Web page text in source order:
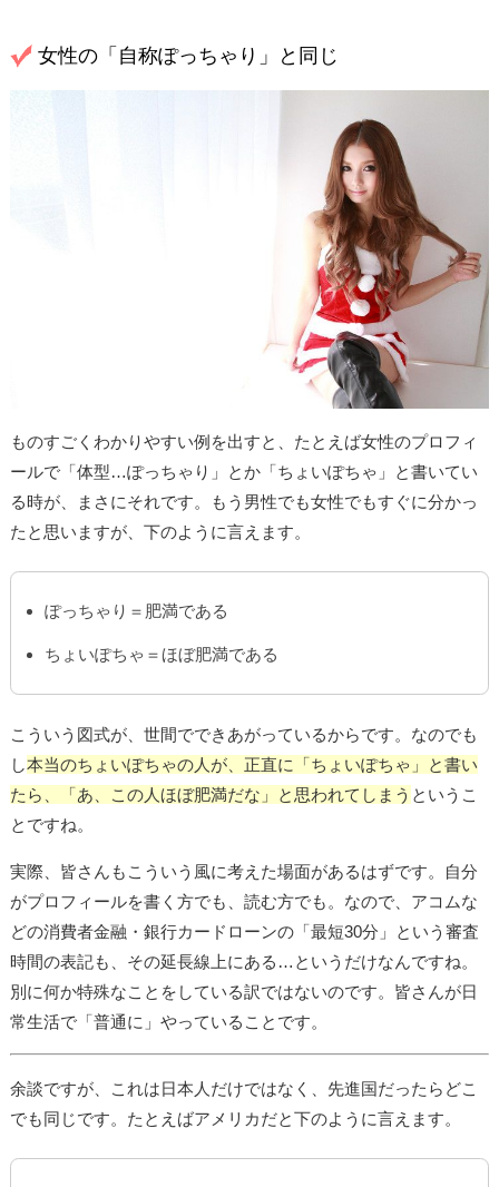
女性の「自称ぽっちゃり」と同じ
ものすごくわかりやすい例を出すと、たとえば女性のプロフィ
ールで「体型…ぽっちゃり」とか「ちょいぽちゃ」と書いてい
る時が、まさにそれです。もう男性でも女性でもすぐに分かっ
たと思いますが、下のように言えます。
ぽっちゃり＝肥満である
ちょいぽちゃ＝ほぼ肥満である
こういう図式が、世間でできあがっているからです。なのでも
し本当のちょいぽちゃの人が、正直に「ちょいぽちゃ」と書い
たら、「あ、この人ほぼ肥満だな」と思われてしまう というこ
とですね。
実際、皆さんもこういう風に考えた場面があるはずです。自分
がプロフィールを書く方でも、読む方でも。なので、アコムな
どの消費者金融・銀行カードローンの「最短30分」という審査
時間の表記も、その延長線上にある…というだけなんですね。
別に何か特殊なことをしている訳ではないのです。皆さんが日
常生活で「普通に」やっていることです。
余談ですが、これは日本人だけではなく、先進国だったらどこ
でも同じです。たとえばアメリカだと下のように言えます。